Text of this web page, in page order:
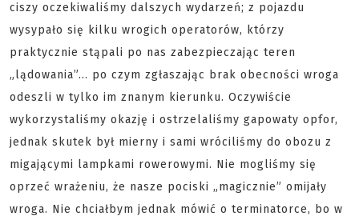
ciszy oczekiwaliśmy dalszych wydarzeń; z pojazdu
wysypało się kilku wrogich operatorów, którzy
praktycznie stąpali po nas zabezpieczając teren
„lądowania”... po czym zgłaszając brak obecności wroga
odeszli w tylko im znanym kierunku. Oczywiście
wykorzystaliśmy okazję i ostrzelaliśmy gapowaty opfor,
jednak skutek był mierny i sami wróciliśmy do obozu z
migającymi lampkami rowerowymi. Nie mogliśmy się
oprzeć wrażeniu, że nasze pociski „magicznie” omijały
wroga. Nie chciałbym jednak mówić o terminatorce, bo w